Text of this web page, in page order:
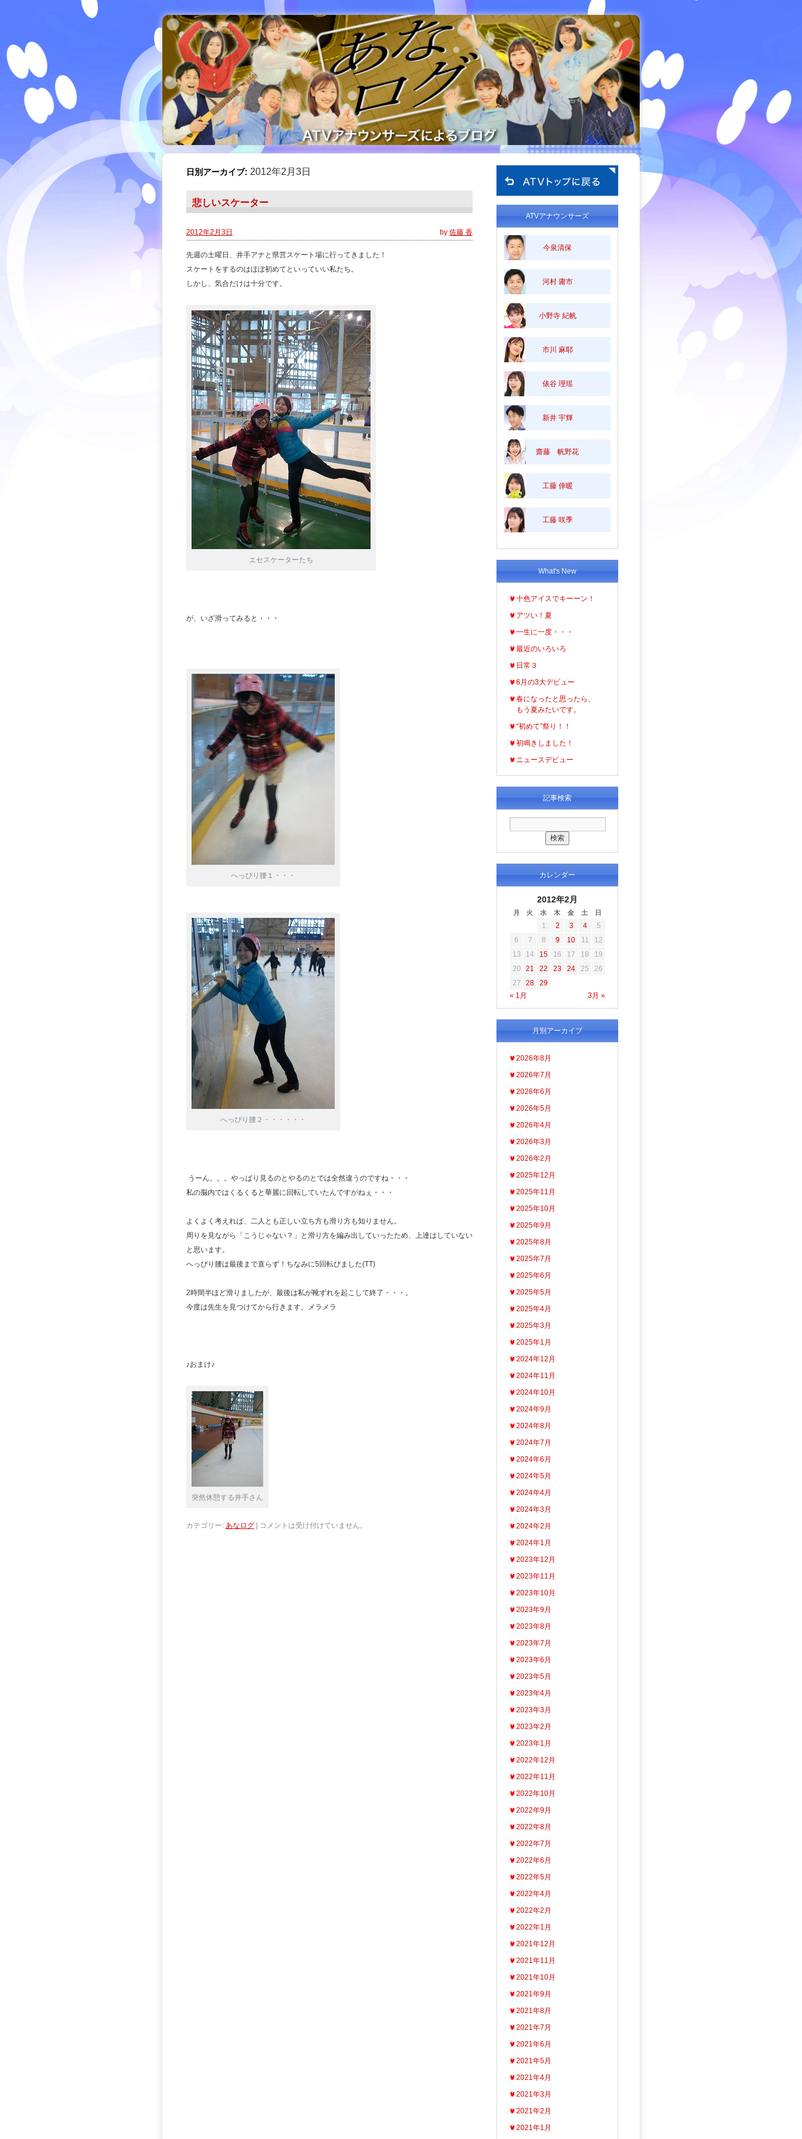
日別アーカイブ: 2012年2月3日
悲しいスケーター
2012年2月3日 by 佐藤 香
先週の土曜日、井手アナと県営スケート場に行ってきました！
スケートをするのはほぼ初めてといっていい私たち。
しかし、気合だけは十分です。
エセスケーターたち
が、いざ滑ってみると・・・
へっぴり腰１・・・
へっぴり腰２・・・・・・
うーん。。。やっぱり見るのとやるのとでは全然違うのですね・・・
私の脳内ではくるくると華麗に回転していたんですがねぇ・・・
よくよく考えれば、二人とも正しい立ち方も滑り方も知りません。
周りを見ながら「こうじゃない？」と滑り方を編み出していったため、上達はしていない
と思います。
へっぴり腰は最後まで直らず！ちなみに5回転びました(TT)
2時間半ほど滑りましたが、最後は私が靴ずれを起こして終了・・・。
今度は先生を見つけてから行きます。メラメラ
♪おまけ♪
突然休憩する井手さん
カテゴリー: あなログ コメントは受け付けていません。
ATVアナウンサーズ
今泉清保
河村 庸市
小野寺 紀帆
市川 麻耶
俵谷 理瑶
新井 宇輝
齋藤 帆野花
工藤 倖暖
工藤 咲季
What's New
十色アイスでキーーン！
アツい！夏
一生に一度・・・
最近のいろいろ
日常３
6月の3大デビュー
春になったと思ったら、
もう夏みたいです。
“初めて”祭り！！
初鳴きしました！
ニュースデビュー
記事検索
カレンダー
2012年2月
月 火 水 木 金 土 日
« 1月 3月 »
1 2 3 4
5
6
7 8 9 10 11
12
13
14 15 16 17 18
19
20
21 22 23 24 25
26
27
28 29
月別アーカイブ
2026年8月
2026年7月
2026年6月
2026年5月
2026年4月
2026年3月
2026年2月
2025年12月
2025年11月
2025年10月
2025年9月
2025年8月
2025年7月
2025年6月
2025年5月
2025年4月
2025年3月
2025年1月
2024年12月
2024年11月
2024年10月
2024年9月
2024年8月
2024年7月
2024年6月
2024年5月
2024年4月
2024年3月
2024年2月
2024年1月
2023年12月
2023年11月
2023年10月
2023年9月
2023年8月
2023年7月
2023年6月
2023年5月
2023年4月
2023年3月
2023年2月
2023年1月
2022年12月
2022年11月
2022年10月
2022年9月
2022年8月
2022年7月
2022年6月
2022年5月
2022年4月
2022年2月
2022年1月
2021年12月
2021年11月
2021年10月
2021年9月
2021年8月
2021年7月
2021年6月
2021年5月
2021年4月
2021年3月
2021年2月
2021年1月